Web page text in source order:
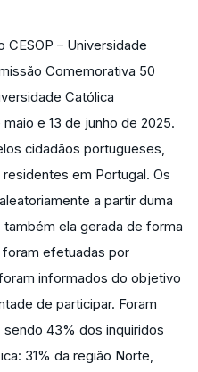
– Universidade
Comemorativa 50
Católica
e 13 de junho de 2025.
cidadãos portugueses,
em Portugal. Os
a partir duma
ela gerada de forma
efetuadas por
informados do objetivo
de participar. Foram
sendo 43% dos inquiridos
31% da região Norte,